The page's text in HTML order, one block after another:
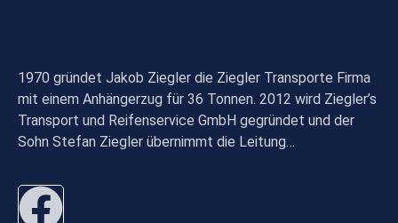
1970 gründet Jakob Ziegler die Ziegler Transporte Firma
mit einem Anhängerzug für 36 Tonnen. 2012 wird Ziegler’s
Transport und Reifenservice GmbH gegründet und der
Sohn Stefan Ziegler übernimmt die Leitung…